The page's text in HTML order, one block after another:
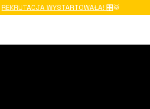
REKRUTACJA WYSTARTOWAŁA!🎛️🥁